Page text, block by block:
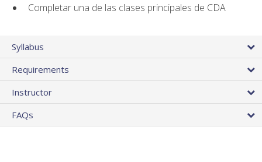
Completar una de las clases principales de CDA
Syllabus
Requirements
Instructor
FAQs